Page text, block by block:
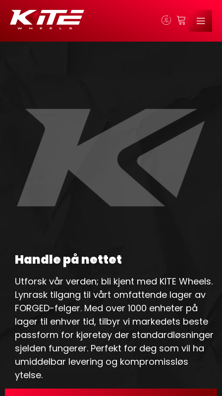
Handle på nettet
Utforsk vår verden; bli kjent med KITE Wheels.
Lynrask tilgang til vårt omfattende lager av
FORGED-felger. Med over 1000 enheter på
lager til enhver tid, tilbyr vi markedets beste
passform for kjøretøy der standardløsninger
sjelden fungerer. Perfekt for deg som vil ha
umiddelbar levering og kompromissløs
ytelse.